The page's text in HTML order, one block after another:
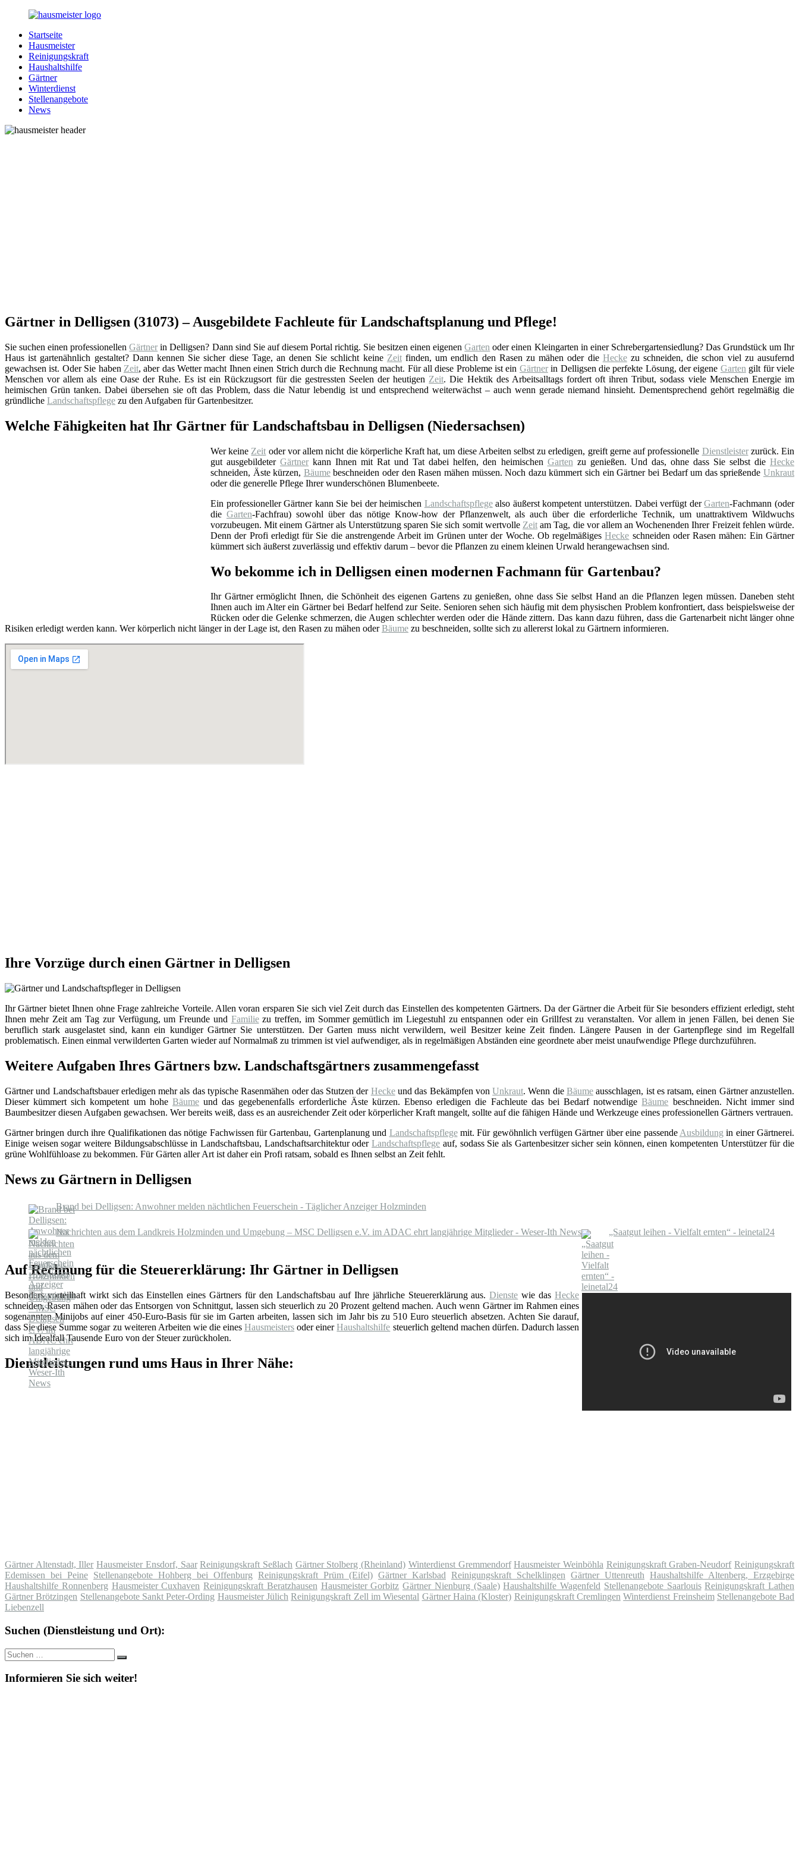
Zurück
Inhalt
Hausmeister.de
Alles
rund
Ihren
Haushalt
Startseite
Hausmeister
Reinigungskraft
Haushaltshilfe
Gärtner
Winterdienst
Stellenangebote
News
Gärtner in Delligsen (31073) – Ausgebildete Fachleute für Landschaftsplanung und Pflege!
Sie suchen einen professionellenGärtner in Delligsen? Dann sind Sie auf diesem Portal richtig. Sie besitzen einen eigenenGarten oder einen Kleingarten in einer Schrebergartensiedlung? Das Grundstück um Ihr
Haus ist gartenähnlich gestaltet? Dann kennen Sie sicher diese Tage, an denen Sie schlicht keine Zeitfinden, um endlich den Rasen zu mähen oder die Heckezu schneiden, die schon viel zu ausufernd
gewachsen ist. Oder Sie haben Zeit, aber das Wetter macht Ihnen einen Strich durch die Rechnung macht. Für all diese Probleme ist ein Gärtnerin Delligsen die perfekte Lösung, der eigene Garten gilt für viele
Menschen vor allem als eine Oase der Ruhe. Es ist ein Rückzugsort für die gestressten Seelen der heutigen Zeit. Die Hektik des Arbeitsalltags fordert oft ihren Tribut, sodass viele Menschen Energie im
heimischen Grün tanken. Dabei übersehen sie oft das Problem, dass die Natur lebendig ist und entsprechend weiterwächst – auch wenn gerade niemand hinsieht. Dementsprechend gehört regelmäßig die
gründliche Landschaftspflege zu den Aufgaben für Gartenbesitzer.
Welche Fähigkeiten hat Ihr Gärtner für Landschaftsbau in Delligsen (Niedersachsen)
Wer keine Zeit oder vor allem nicht die körperliche Kraft hat, um diese Arbeiten selbst zu erledigen, greift gerne auf professionelle Dienstleisterzurück. Ein
gut ausgebildeterGärtner kann Ihnen mit Rat und Tat dabei helfen, den heimischen Garten zu genießen. Und das, ohne dass Sie selbst dieHecke
schneiden, Äste kürzen, Bäumebeschneiden oder den Rasen mähen müssen. Noch dazu kümmert sich ein Gärtner bei Bedarf um das sprießendeUnkraut
oder die generelle Pflege Ihrer wunderschönen Blumenbeete.
Ein professioneller Gärtner kann Sie bei der heimischen Landschaftspflegealso äußerst kompetent unterstützen. Dabei verfügt derGarten-Fachmann (oder
die Garten-Fachfrau) sowohl über das nötige Know-how der Pflanzenwelt, als auch über die erforderliche Technik, um unattraktivem Wildwuchs
vorzubeugen. Mit einem Gärtner als Unterstützung sparen Sie sich somit wertvolle Zeit am Tag, die vor allem an Wochenenden Ihrer Freizeit fehlen würde.
Denn der Profi erledigt für Sie die anstrengende Arbeit im Grünen unter der Woche. Ob regelmäßigesHecke schneiden oder Rasen mähen: Ein Gärtner
kümmert sich äußerst zuverlässig und effektiv darum – bevor die Pflanzen zu einem kleinen Urwald herangewachsen sind.
Wo bekomme ich in Delligsen einen modernen Fachmann für Gartenbau?
Ihr Gärtner ermöglicht Ihnen, die Schönheit des eigenen Gartens zu genießen, ohne dass Sie selbst Hand an die Pflanzen legen müssen. Daneben steht
Ihnen auch im Alter ein Gärtner bei Bedarf helfend zur Seite. Senioren sehen sich häufig mit dem physischen Problem konfrontiert, dass beispielsweise der
Rücken oder die Gelenke schmerzen, die Augen schlechter werden oder die Hände zittern. Das kann dazu führen, dass die Gartenarbeit nicht länger ohne
Risiken erledigt werden kann. Wer körperlich nicht länger in der Lage ist, den Rasen zu mähen oderBäume zu beschneiden, sollte sich zu allererst lokal zu Gärtnern informieren.
Ihre Vorzüge durch einen Gärtner in Delligsen
Ihr Gärtner bietet Ihnen ohne Frage zahlreiche Vorteile. Allen voran ersparen Sie sich viel Zeit durch das Einstellen des kompetenten Gärtners. Da der Gärtner die Arbeit für Sie besonders effizient erledigt, steht
Ihnen mehr Zeit am Tag zur Verfügung, um Freunde und Familiezu treffen, im Sommer gemütlich im Liegestuhl zu entspannen oder ein Grillfest zu veranstalten. Vor allem in jenen Fällen, bei denen Sie
beruflich stark ausgelastet sind, kann ein kundiger Gärtner Sie unterstützen. Der Garten muss nicht verwildern, weil Besitzer keine Zeit finden. Längere Pausen in der Gartenpflege sind im Regelfall
problematisch. Einen einmal verwilderten Garten wieder auf Normalmaß zu trimmen ist viel aufwendiger, als in regelmäßigen Abständen eine geordnete aber meist unaufwendige Pflege durchzuführen.
Weitere Aufgaben Ihres Gärtners bzw. Landschaftsgärtners zusammengefasst
Gärtner und Landschaftsbauer erledigen mehr als das typische Rasenmähen oder das Stutzen der Heckeund das Bekämpfen vonUnkraut. Wenn dieBäume ausschlagen, ist es ratsam, einen Gärtner anzustellen.
Dieser kümmert sich kompetent um hohe Bäumeund das gegebenenfalls erforderliche Äste kürzen. Ebenso erledigen die Fachleute das bei Bedarf notwendigeBäume beschneiden. Nicht immer sind
Baumbesitzer diesen Aufgaben gewachsen. Wer bereits weiß, dass es an ausreichender Zeit oder körperlicher Kraft mangelt, sollte auf die fähigen Hände und Werkzeuge eines professionellen Gärtners vertrauen.
Gärtner bringen durch ihre Qualifikationen das nötige Fachwissen für Gartenbau, Gartenplanung und Landschaftspflegemit. Für gewöhnlich verfügen Gärtner über eine passende Ausbildung in einer Gärtnerei.
Einige weisen sogar weitere Bildungsabschlüsse in Landschaftsbau, Landschaftsarchitektur oderLandschaftspflege auf, sodass Sie als Gartenbesitzer sicher sein können, einen kompetenten Unterstützer für die
grüne Wohlfühloase zu bekommen. Für Gärten aller Art ist daher ein Profi ratsam, sobald es Ihnen selbst an Zeit fehlt.
News zu Gärtnern in Delligsen
Brand bei Delligsen: Anwohner melden nächtlichen Feuerschein - Täglicher Anzeiger Holzminden
Nachrichten aus dem Landkreis Holzminden und Umgebung – MSC Delligsen e.V. im ADAC ehrt langjährige Mitglieder - Weser-Ith News „Saatgut leihen - Vielfalt ernten“ - leinetal24
Auf Rechnung für die Steuererklärung: Ihr Gärtner in Delligsen
Besonders vorteilhaft wirkt sich das Einstellen eines Gärtners für den Landschaftsbau auf Ihre jährliche Steuererklärung aus.Dienste wie dasHecke
schneiden, Rasen mähen oder das Entsorgen von Schnittgut, lassen sich steuerlich zu 20 Prozent geltend machen. Auch wenn Gärtner im Rahmen eines
sogenannten Minijobs auf einer 450-Euro-Basis für sie im Garten arbeiten, lassen sich im Jahr bis zu 510 Euro steuerlich absetzen. Achten Sie darauf,
dass Sie diese Summe sogar zu weiteren Arbeiten wie die einesHausmeisters oder einerHaushaltshilfe steuerlich geltend machen dürfen. Dadurch lassen
sich im Idealfall Tausende Euro von der Steuer zurückholen.
Dienstleistungen rund ums Haus in Ihrer Nähe:
Gärtner Altenstadt, Iller Hausmeister Ensdorf, Saar Reinigungskraft Seßlach Gärtner Stolberg (Rheinland) Winterdienst Gremmendorf Hausmeister Weinböhla Reinigungskraft Graben-Neudorf Reinigungskraft
Edemissen bei Peine Stellenangebote Hohberg bei Offenburg Reinigungskraft Prüm (Eifel) Gärtner Karlsbad Reinigungskraft Schelklingen Gärtner Uttenreuth Haushaltshilfe Altenberg, Erzgebirge
Haushaltshilfe Ronnenberg Hausmeister Cuxhaven Reinigungskraft Beratzhausen Hausmeister Gorbitz Gärtner Nienburg (Saale) Haushaltshilfe Wagenfeld Stellenangebote Saarlouis Reinigungskraft Lathen
Gärtner Brötzingen Stellenangebote Sankt Peter-Ording Hausmeister Jülich Reinigungskraft Zell im Wiesental Gärtner Haina (Kloster) Reinigungskraft Cremlingen Winterdienst Freinsheim Stellenangebote Bad
Liebenzell
Suchen (Dienstleistung und Ort):
Suche
nach:
Suchen
Informieren Sie sich weiter!